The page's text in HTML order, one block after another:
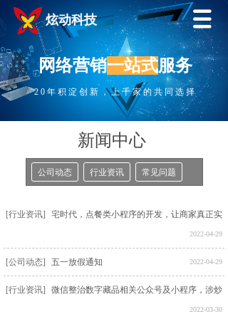
炫动科技
网络营销一站式服务
20年积淀创新，上千家的共同选择
新闻中心
公司动态 行业资讯 常见问题
[行业资讯]
宅时代，点餐类小程序的开发，让商家真正实
2022-04-29
[公司动态] 五一放假通知 2022-04-29
[行业资讯]
微信整治数字藏品相关公众号及小程序，涉炒
2022-03-30